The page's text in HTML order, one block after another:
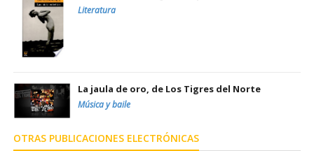
Literatura
La jaula de oro, de Los Tigres del Norte
Música y baile
OTRAS PUBLICACIONES ELECTRÓNICAS